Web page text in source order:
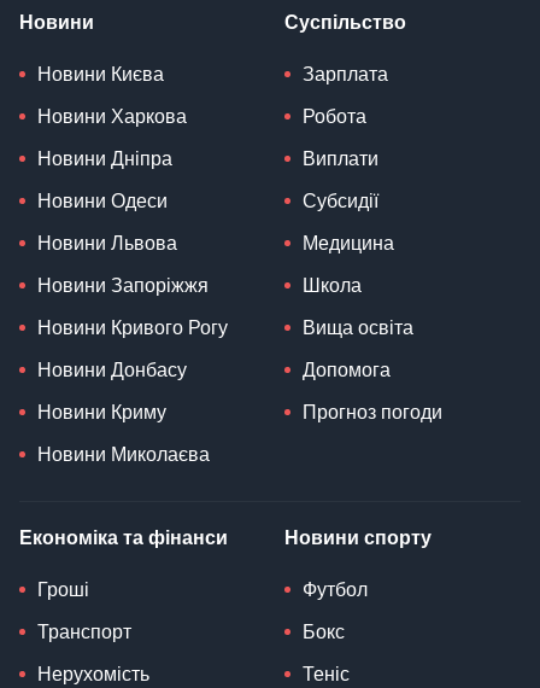
Новини
Новини Києва
Новини Харкова
Новини Дніпра
Новини Одеси
Новини Львова
Новини Запоріжжя
Новини Кривого Рогу
Новини Донбасу
Новини Криму
Новини Миколаєва
Суспільство
Зарплата
Робота
Виплати
Субсидії
Медицина
Школа
Вища освіта
Допомога
Прогноз погоди
Економіка та фінанси
Гроші
Транспорт
Нерухомість
Новини спорту
Футбол
Бокс
Теніс